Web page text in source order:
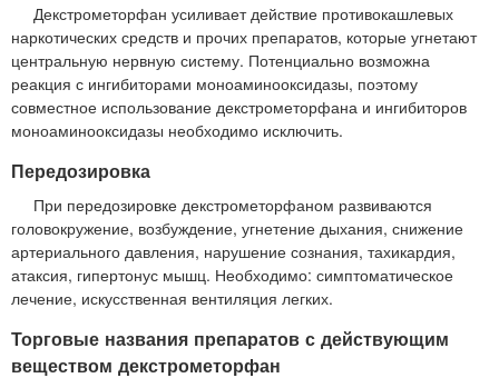
Декстрометорфан усиливает действие противокашлевых
наркотических средств и прочих препаратов, которые угнетают
центральную нервную систему. Потенциально возможна
реакция с ингибиторами моноаминооксидазы, поэтому
совместное использование декстрометорфана и ингибиторов
моноаминооксидазы необходимо исключить.
Передозировка
При передозировке декстрометорфаном развиваются
головокружение, возбуждение, угнетение дыхания, снижение
артериального давления, нарушение сознания, тахикардия,
атаксия, гипертонус мышц. Необходимо: симптоматическое
лечение, искусственная вентиляция легких.
Торговые названия препаратов с действующим
веществом декстрометорфан